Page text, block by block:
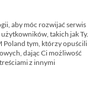
wewnętrznych i
- dostosowane do
kursy z
aby móc rozwijać serwis
takich jak Ty.
Poland tym, którzy opuścili
dając Ci możliwość
z innymi